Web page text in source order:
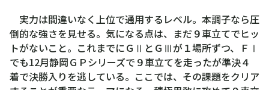
揮
で
優
勝
実力は間違いなく上位で通用するレベル。本調子なら圧
倒的な強さを見せる。気になる点は、まだ９車立てでヒッ
トがないこと。これまでにＧⅡとＧⅢが１場所ずつ、ＦⅠ
でも12月静岡ＧＰシリーズで９車立てを走ったが準決４
着で決勝入りを逃している。ここでは、その課題をクリア